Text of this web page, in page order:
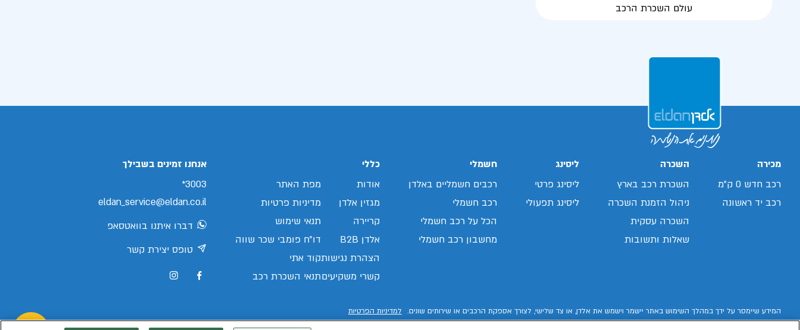
עולם השכרת הרכב
מכירה
רכב חדש 0 ק"מ
רכב יד ראשונה
השכרה
השכרת רכב בארץ
ניהול הזמנת השכרה
השכרה עסקית
שאלות ותשובות
ליסינג
ליסינג פרטי
ליסינג תפעולי
חשמלי
רכבים חשמליים באלדן
רכב חשמלי
הכל על רכב חשמלי
מחשבון רכב חשמלי
כללי
אודות
מגזין אלדן
קריירה
אלדן B2B
הצהרת נגישות
קשרי משקיעים
מפת האתר
מדיניות פרטיות
תנאי שימוש
דו"ח פומבי שכר שווה
קוד אתי
תנאי השכרת רכב
אנחנו זמינים בשבילך
3003*
eldan_service@eldan.co.il
דברו איתנו בוואטסאפ
טופס יצירת קשר
המידע שיימסר על ידך במהלך השימוש באתר יישמר וישמש את אלדן, או צד שלישי, לצורך אספקת הרכבים או שירותים שונים. למדיניות הפרטיות